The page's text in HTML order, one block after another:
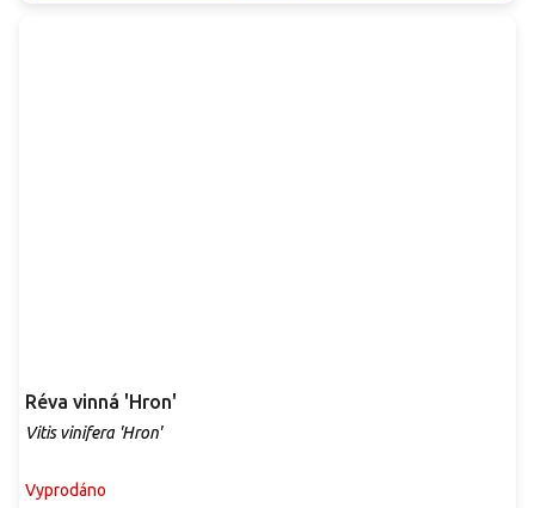
Réva vinná 'Hron'
Vitis vinifera 'Hron'
Vyprodáno